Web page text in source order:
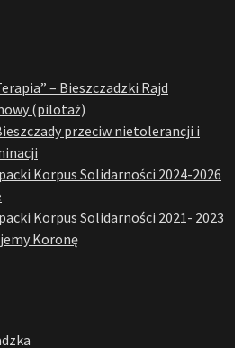
– Bieszczadzki Rajd
(pilotaż)
przeciw nietolerancji i
Korpus Solidarności 2024-2026
Korpus Solidarności 2021- 2023
Koronę